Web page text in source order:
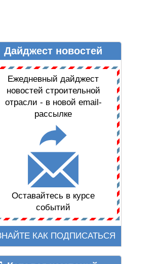
Дайджест новостей
Ежедневный дайджест
новостей строительной
отрасли - в новой email-
рассылке
Оставайтесь в курсе
событий
КАК ПОДПИСАТЬСЯ